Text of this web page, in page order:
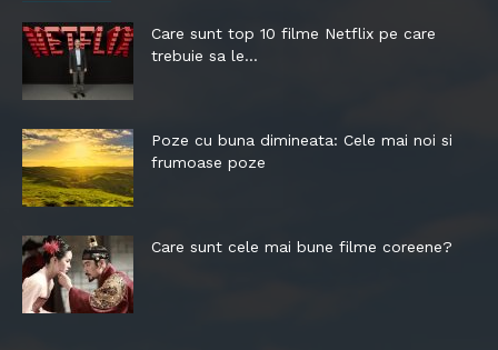
Care sunt top 10 filme Netflix pe care
trebuie sa le...
Poze cu buna dimineata: Cele mai noi si
frumoase poze
Care sunt cele mai bune filme coreene?